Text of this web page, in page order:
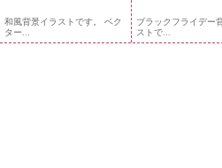
和風背景イラストです。 ベク
ター...
ブラックフライデー
ストで...